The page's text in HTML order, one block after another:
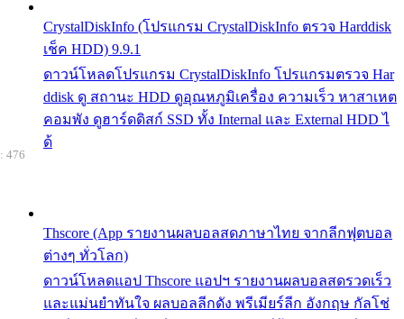
CrystalDiskInfo (โปรแกรม CrystalDiskInfo ตรวจ Harddisk
เช็ค HDD) 9.9.1
ดาวน์โหลดโปรแกรม CrystalDiskInfo โปรแกรมตรวจ Har
ddisk ดู สถานะ HDD ดูอุณหภูมิเครื่อง ความเร็ว หาสาเหต
คอมพัง ดูฮาร์ดดิสก์ SSD ทั้ง Internal และ External HDD ไ
ด้
Thscore (App รายงานผลบอลสดภาษาไทย จากลีกฟุตบอล
ต่างๆ ทั่วโลก)
ดาวน์โหลดแอป Thscore แอปฯ รายงานผลบอลสดรวดเร็ว
และแม่นยำทันใจ ผลบอลลีกดัง พรีเมียร์ลีก อังกฤษ กัลโช่
476